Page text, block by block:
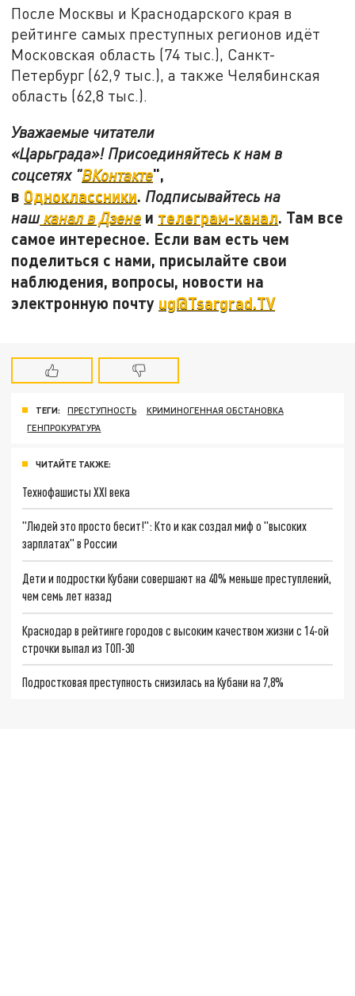
После Москвы и Краснодарского края в
рейтинге самых преступных регионов идёт
Московская область (74 тыс.), Санкт-
Петербург (62,9 тыс.), а также Челябинская
область (62,8 тыс.).
Уважаемые читатели
«Царьграда»! Присоединяйтесь к нам в
соцсетях "ВКонтакте",
в Одноклассники. Подписывайтесь на
наш канал в Дзене и телеграм-канал. Там все
самое интересное. Если вам есть чем
поделиться с нами, присылайте свои
наблюдения, вопросы, новости на
электронную почту ug@Tsargrad.TV
ТЕГИ: ПРЕСТУПНОСТЬ
КРИМИНОГЕННАЯ ОБСТАНОВКА
ГЕНПРОКУРАТУРА
ЧИТАЙТЕ ТАКЖЕ:
Технофашисты XXI века
"Людей это просто бесит!": Кто и как создал миф о "высоких
зарплатах" в России
Дети и подростки Кубани совершают на 40% меньше преступлений,
чем семь лет назад
Краснодар в рейтинге городов с высоким качеством жизни с 14-ой
строчки выпал из ТОП-30
Подростковая преступность снизилась на Кубани на 7,8%